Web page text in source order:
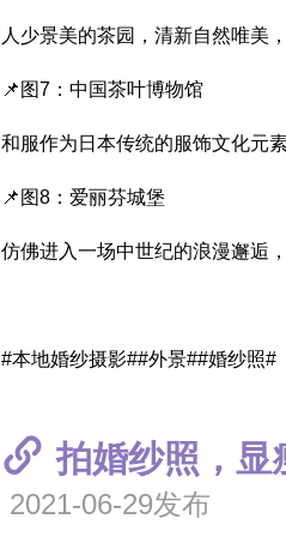
人少景美的茶园，清新自然唯美
📌图7：中国茶叶博物馆
和服作为日本传统的服饰文化元
📌图8：爱丽芬城堡
仿佛进入一场中世纪的浪漫邂逅
#本地婚纱摄影##外景##婚纱照#
拍婚纱照，显
2021-06-29发布